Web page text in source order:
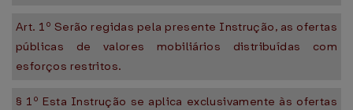
Art. 1º Serão regidas pela presente Instrução, as ofertas
públicas de valores mobiliários distribuídas com
esforços restritos.
§ 1º Esta Instrução se aplica exclusivamente às ofertas